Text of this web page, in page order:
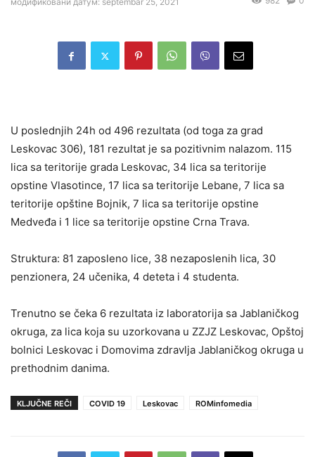
U poslednjih 24h od 496 rezultata (od toga za grad
Leskovac 306), 181 rezultat je sa pozitivnim nalazom. 115
lica sa teritorije grada Leskovac, 34 lica sa teritorije
opstine Vlasotince, 17 lica sa teritorije Lebane, 7 lica sa
teritorije opštine Bojnik, 7 lica sa teritorije opstine
Medveđa i 1 lice sa teritorije opstine Crna Trava.
Struktura: 81 zaposleno lice, 38 nezaposlenih lica, 30
penzionera, 24 učenika, 4 deteta i 4 studenta.
Trenutno se čeka 6 rezultata iz laboratorija sa Jablaničkog
okruga, za lica koja su uzorkovana u ZZJZ Leskovac, Opštoj
bolnici Leskovac i Domovima zdravlja Jablaničkog okruga u
prethodnim danima.
KLJUČNE REČI COVID 19 Leskovac ROMinfomedia